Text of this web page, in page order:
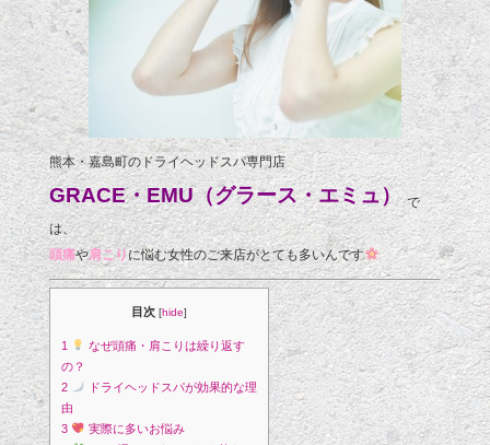
熊本・嘉島町のドライヘッドスパ専門店
GRACE・EMU（グラース・エミュ） で
は、
頭痛や肩こりに悩む女性のご来店がとても多いんです
目次 [hide]
1
なぜ頭痛・肩こりは繰り返す
の？
2
ドライヘッドスパが効果的な理
由
3
実際に多いお悩み